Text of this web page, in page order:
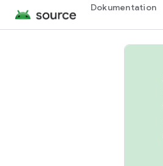
Dokumentation